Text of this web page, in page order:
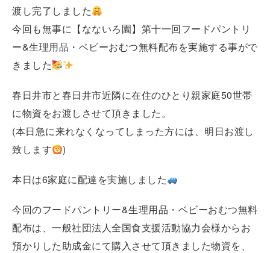
渡し完了しました
今回も無事に【なないろ園】第十一回フードパントリ
ー&生理用品・ベビーおむつ無料配布を実施する事がで
きました
春日井市と春日井市近隣に在住のひとり親家庭50世帯
に物資をお渡しさせて頂きました。
(本日急に来れなくなってしまった方には、明日お渡し
致します
)
本日は6家庭に配達を実施しました
今回のフードパントリー&生理用品・ベビーおむつ無料
配布は、一般社団法人全国食支援活動協力会様からお
預かりした助成金にて購入させて頂きました物資を、